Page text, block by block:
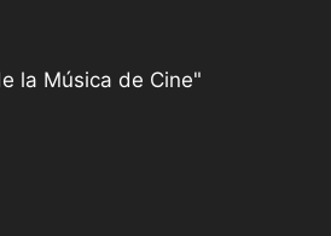
la Música de Cine"